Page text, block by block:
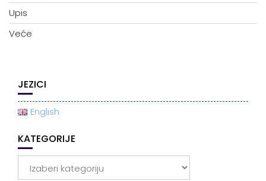
Upis
Veće
JEZICI
English
KATEGORIJE